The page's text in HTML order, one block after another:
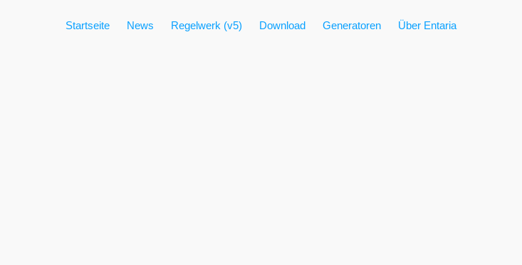
Startseite News Regelwerk (v5) Download Generatoren Über Entaria